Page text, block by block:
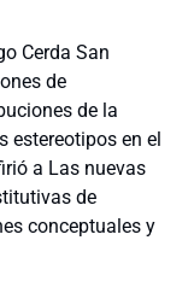
Cerda San
de
de la
estereotipos en el
a Las nuevas
de
conceptuales y